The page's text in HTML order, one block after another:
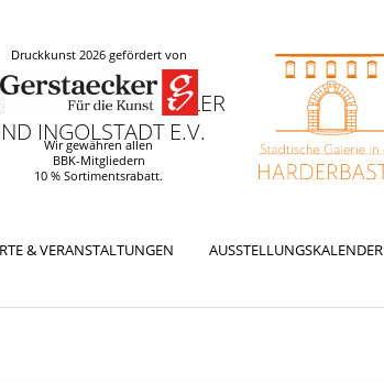
UND KÜNSTLER
INGOLSTADT E.V.
Druckkunst 2026 gefördert von
Wir gewähren allen
BBK-Mitgliedern
10 % Sortimentsrabatt.
& VERANSTALTUNGEN AUSSTELLUNGSKALENDER